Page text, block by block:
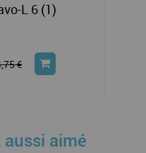
L 6 (1)
€
aimé